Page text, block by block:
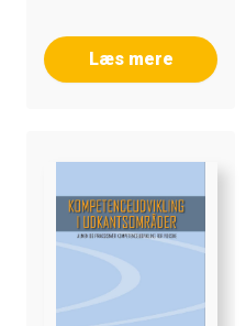
Læs mere